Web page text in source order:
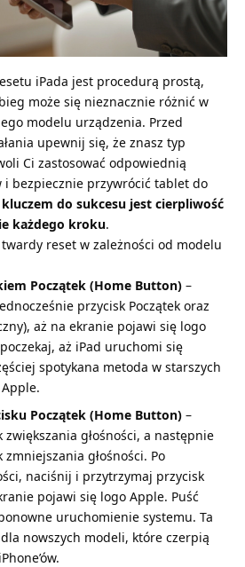
iPada jest procedurą prostą,
może się nieznacznie różnić w
modelu urządzenia. Przed
upewnij się, że znasz typ
Ci zastosować odpowiednią
i bezpiecznie przywrócić tablet do
kluczem do sukcesu jest cierpliwość
każdego kroku.
reset w zależności od modelu
Początek (Home Button) –
przycisk Początek oraz
aż na ekranie pojawi się logo
aż iPad uruchomi się
spotykana metoda w starszych
Początek (Home Button) –
głośności, a następnie
głośności. Po
naciśnij i przytrzymaj przycisk
pojawi się logo Apple. Puść
uruchomienie systemu. Ta
nowszych modeli, które czerpią